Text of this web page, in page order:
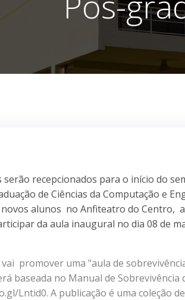
recepcionados para o início do
de Ciências da Computação e
alunos no Anfiteatro do Centro,
da aula inaugural no dia 08 de
promover uma "aula de
baseada no Manual de
Lntid0. A publicação é uma coleção